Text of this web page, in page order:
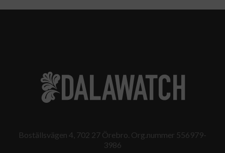
Boställsvägen 4, 702 27 Örebro. Org.nummer 556979-
3986